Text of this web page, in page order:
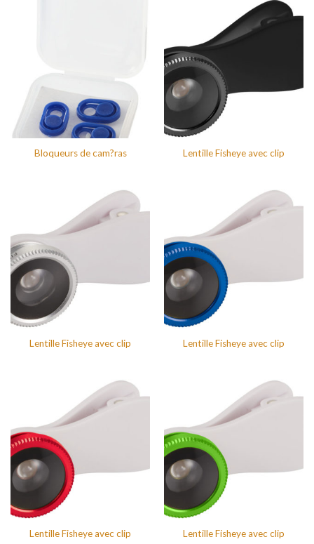
Bloqueurs de cam?ras Lentille Fisheye avec clip
Lentille Fisheye avec clip Lentille Fisheye avec clip
Lentille Fisheye avec clip Lentille Fisheye avec clip